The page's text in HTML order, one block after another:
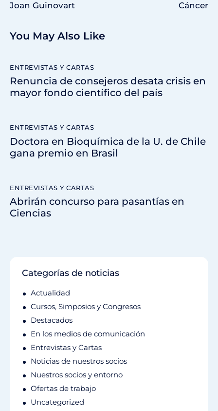
Joan Guinovart
Cáncer
You May Also Like
ENTREVISTAS Y CARTAS
Renuncia de consejeros desata crisis en
mayor fondo científico del país
ENTREVISTAS Y CARTAS
Doctora en Bioquímica de la U. de Chile
gana premio en Brasil
ENTREVISTAS Y CARTAS
Abrirán concurso para pasantías en
Ciencias
Categorías de noticias
Actualidad
Cursos, Simposios y Congresos
Destacados
En los medios de comunicación
Entrevistas y Cartas
Noticias de nuestros socios
Nuestros socios y entorno
Ofertas de trabajo
Uncategorized